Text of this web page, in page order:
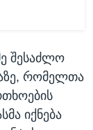
შესაძლო
რომელთა
იქნება